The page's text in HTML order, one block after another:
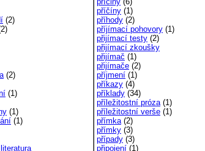
(2)
(2)
(1)
(1)
(1)
příčíny (1)
příhody (2)
příjímací pohovory (1)
přijímací testy (2)
přijímací zkoušky
přijímač (1)
přijímače (2)
příjmení (1)
příkazy (4)
příklady (34)
příležitostní próza(1)
příležitostní verše (1)
přímka(2)
přímky (3)
případy (3)
připojení (1)